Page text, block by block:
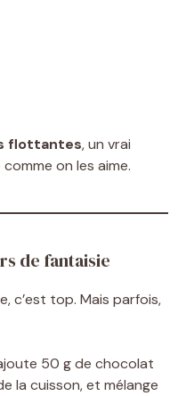
flottantes, un vrai
on les aime.
de fantaisie
c’est top. Mais parfois,
50 g de chocolat
la cuisson, et mélange